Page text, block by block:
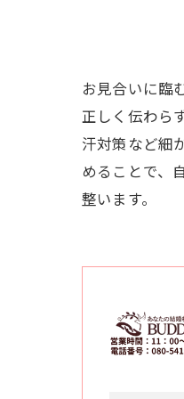
お見合いに臨
正しく伝わら
汗対策など細
めることで、
整います。